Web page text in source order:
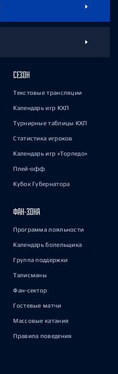
СЕЗОН
Текстовые трансляции
Календарь игр КХЛ
Турнирные таблицы КХЛ
Статистика игроков
Календарь игр «Торпедо»
Плей-офф
Кубок Губернатора
ФАН-ЗОНА
Программа лояльности
Календарь болельщика
Группа поддержки
Талисманы
Фан-сектор
Гостевые матчи
Массовые катания
Правила поведения